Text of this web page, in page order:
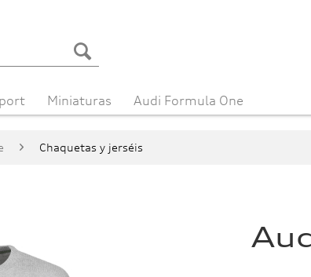
Miniaturas Audi Formula One
Chaquetas y jerséis